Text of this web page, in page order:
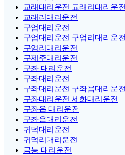
교래대리운전 교래리대리운전
교래리대리운전
구엄대리운전
구엄대리운전 구엄리대리운전
구엄리대리운전
구제주대리운전
구좌 대리운전
구좌대리운전
구좌대리운전 구좌읍대리운전
구좌대리운전 세화대리운전
구좌읍 대리운전
구좌읍대리운전
귀덕대리운전
귀덕리대리운전
금능 대리운전